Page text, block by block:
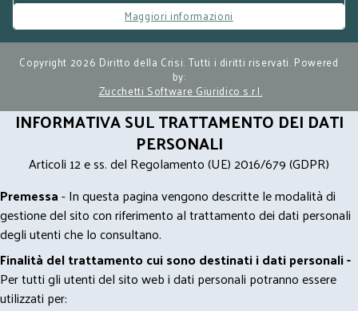
Maggiori informazioni
Copyright 2026 Diritto della Crisi. Tutti i diritti riservati. Powered
by:
Zucchetti Software Giuridico s.r.l.
INFORMATIVA SUL TRATTAMENTO DEI DATI
PERSONALI
Articoli 12 e ss. del Regolamento (UE) 2016/679 (GDPR)
Premessa- In questa pagina vengono descritte le modalità di
gestione del sito con riferimento al trattamento dei dati personali
degli utenti che lo consultano.
Finalità del trattamento cui sono destinati i dati personali -
Per tutti gli utenti del sito web i dati personali potranno essere
utilizzati per: